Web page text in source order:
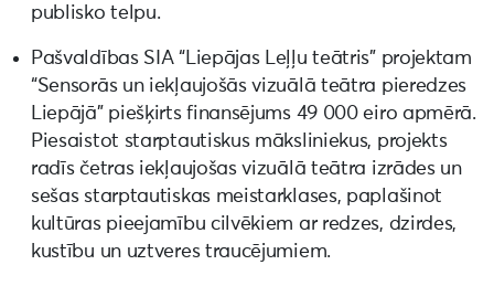
publisko telpu.
Pašvaldības SIA “Liepājas Leļļu teātris” projektam
“Sensorās un iekļaujošās vizuālā teātra pieredzes
Liepājā” piešķirts finansējums 49 000 eiro apmērā.
Piesaistot starptautiskus māksliniekus, projekts
radīs četras iekļaujošas vizuālā teātra izrādes un
sešas starptautiskas meistarklases, paplašinot
kultūras pieejamību cilvēkiem ar redzes, dzirdes,
kustību un uztveres traucējumiem.